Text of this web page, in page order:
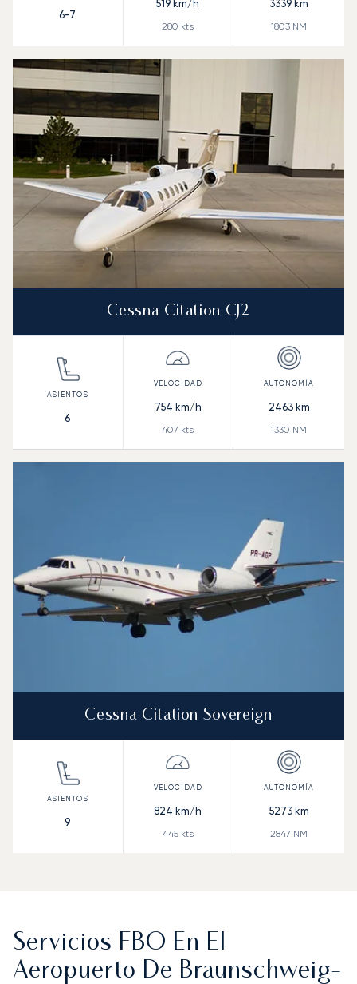
6-7
519 km/h
280 kts
3339 km
1803 NM
Cessna Citation CJ2
6
754 km/h
407 kts
2463km
1330 NM
Cessna Citation Sovereign
9
824 km/h
445kts
5273km
2847 NM
Servicios FBO En El
Aeropuerto De Braunschweig-